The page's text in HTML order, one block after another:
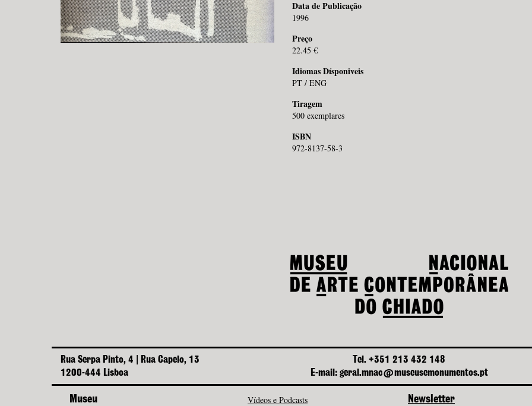
Data de Publicação
1996
Preço
22.45 €
Idiomas Dísponiveis
PT / ENG
Tiragem
500 exemplares
ISBN
972-8137-58-3
Rua Serpa Pinto, 4 | Rua Capelo, 13
1200-444 Lisboa
Tel. +351 213 432 148
E-mail: geral.mnac@museusemonumentos.pt
Museu Vídeos e Podcasts
Newsletter